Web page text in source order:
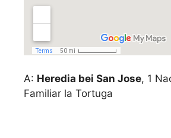
A: Heredia bei San Jose, 1
Familiar la Tortuga